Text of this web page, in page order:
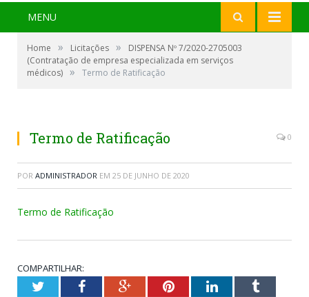
MENU
Home » Licitações »
DISPENSA Nº 7/2020-2705003
(Contratação de empresa especializada em serviços
médicos) » Termo de Ratificação
Termo de Ratificação 0
POR ADMINISTRADOR EM 25 DE JUNHO DE 2020
Termo de Ratificação
COMPARTILHAR:
TwitterFacebookGoogle+PinterestLinkedInTumblr